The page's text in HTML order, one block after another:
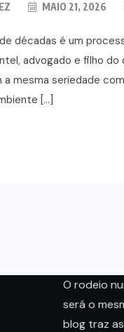
MAIO 21, 2026
décadas é um
advogado e filho
mesma seriedade
[…]
7, 2026
O rodeio
será o
blog traz as